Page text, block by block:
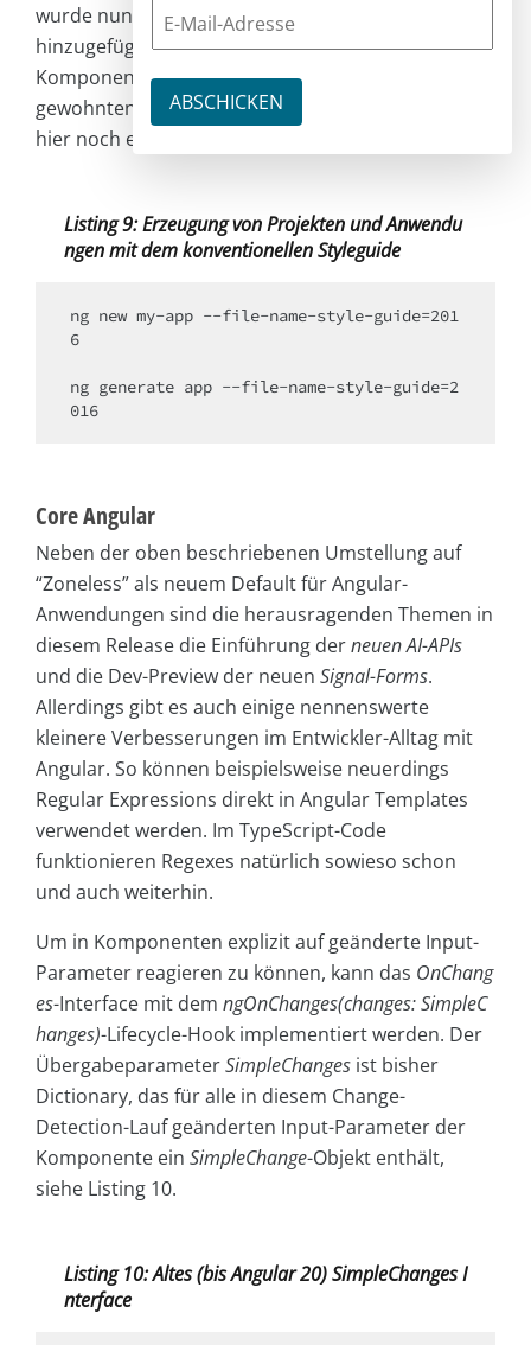
wurde nun eine neue Kommandozeilenoption
hinzugefügt, mit der neue Anwendungen wieder
Komponenten/Services/Pipes erzeugen, die die
gewohnten Postfixe besitzen. Vielleicht findet sich
hier noch ein goldener Weg in der Zukunft.
Listing 9: Erzeugung von Projekten und Anwendu
ngen mit dem konventionellen Styleguide
ng new my-app --file-name-style-guide=201
6
ng generate app --file-name-style-guide=2
Core Angular
Neben der oben beschriebenen Umstellung auf
“Zoneless” als neuem Default für Angular-
Anwendungen sind die herausragenden Themen in
diesem Release die Einführung derneuen AI-APIs
und die Dev-Preview der neuen Signal-Forms.
Allerdings gibt es auch einige nennenswerte
kleinere Verbesserungen im Entwickler-Alltag mit
Angular. So können beispielsweise neuerdings
Regular Expressions direkt in Angular Templates
verwendet werden. Im TypeScript-Code
funktionieren Regexes natürlich sowieso schon
und auch weiterhin.
Um in Komponenten explizit auf geänderte Input-
Parameter reagieren zu können, kann das OnChang
es-Interface mit dem ngOnChanges(changes: SimpleC
hanges)-Lifecycle-Hook implementiert werden. Der
ÜbergabeparameterSimpleChanges ist bisher
Dictionary, das für alle in diesem Change-
Detection-Lauf geänderten Input-Parameter der
Komponente ein SimpleChange-Objekt enthält,
siehe Listing 10.
Listing 10: Altes (bis Angular 20) SimpleChanges I
nterface